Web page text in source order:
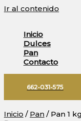
Ir al contenido
Inicio
Dulces
Pan
Contacto
662-031-575
Inicio / Pan / Pan 1